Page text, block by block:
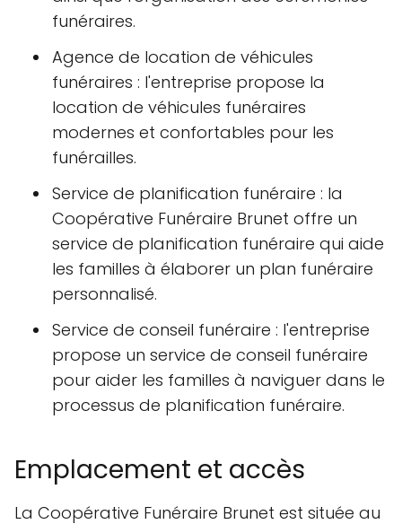
funéraires.
Agence de location de véhicules
funéraires : l'entreprise propose la
location de véhicules funéraires
modernes et confortables pour les
funérailles.
Service de planification funéraire : la
Coopérative Funéraire Brunet offre un
service de planification funéraire qui aide
les familles à élaborer un plan funéraire
personnalisé.
Service de conseil funéraire : l'entreprise
propose un service de conseil funéraire
pour aider les familles à naviguer dans le
processus de planification funéraire.
Emplacement et accès
La Coopérative Funéraire Brunet est située au